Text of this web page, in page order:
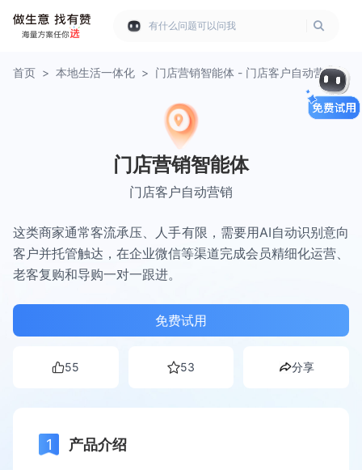
有什么问题可以问我
首页 > 本地生活一体化 > 门店营销智能体 - 门店客户自动营销
门店营销智能体
门店客户自动营销
这类商家通常客流承压、人手有限，需要用AI自动识别意向
客户并托管触达，在企业微信等渠道完成会员精细化运营、
老客复购和导购一对一跟进。
免费试用
55 53 分享
产品介绍